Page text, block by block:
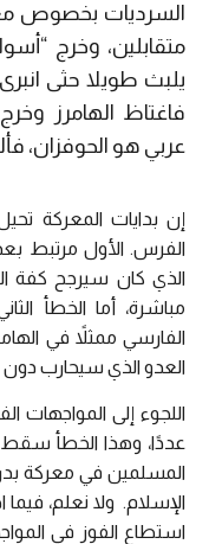
السرديات بخصوص
متقابلين، وخرج
يلبث طويلا حثى
فاغتاظ الهامرز
عربي هو الحوفزان،
إن بدايات المعركة
الفرس. الأول مرتبط
الذي كان سيرجح كفة
مباشرة، أما الخطأ
الفارسي ممثلاً في
العدو الذي سيحارب
اللجوء إلى المواجهات
عددًا، وهذا الخطأ
المسلمين في معركة بدر
الإسلام. ولا نعلم،
استطاع الفوز في